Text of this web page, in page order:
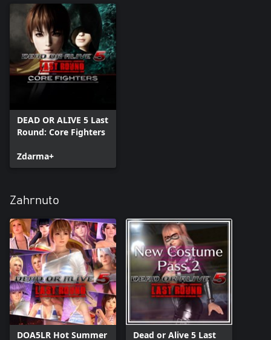
DEAD OR ALIVE 5 Last
Round: Core Fighters
Zdarma+
Zahrnuto
DOA5LR Hot Summer Dead or Alive 5 Last